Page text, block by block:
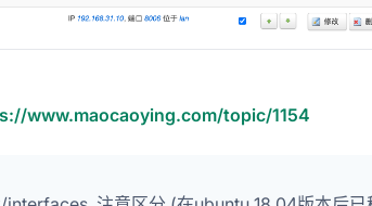
www.maocaoying.com/topic/1154